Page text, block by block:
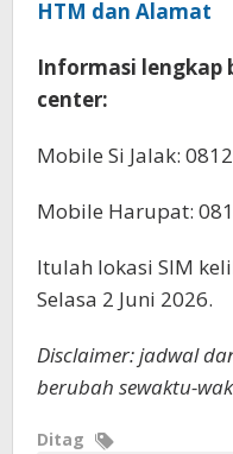
HTM dan Alamat
Informasi lengkap
center:
Mobile Si Jalak:
Mobile Harupat:
Itulah lokasi SIM
Selasa 2 Juni 2026.
Disclaimer: jadwal
berubah sewaktu-
Ditag